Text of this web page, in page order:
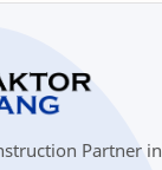
Partner in